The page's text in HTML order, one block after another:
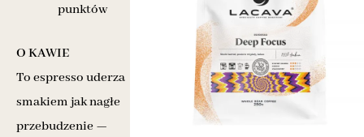
punktów
O KAWIE
To espresso uderza
smakiem jak nagłe
przebudzenie —